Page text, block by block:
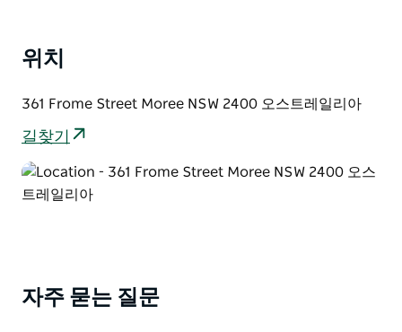
위치
361 Frome Street Moree NSW 2400 오스트레일리아
길찾기
자주 묻는 질문